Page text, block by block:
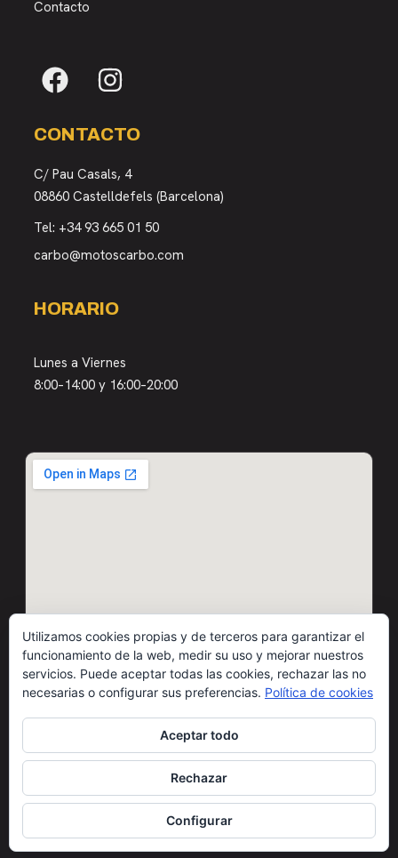
Contacto
CONTACTO
C/ Pau Casals, 4
08860 Castelldefels (Barcelona)
Tel: +34 93 665 01 50
carbo@motoscarbo.com
HORARIO
Lunes a Viernes
8:00–14:00 y 16:00–20:00
© 2026 Motos Carbó · Todos los derechos reservados
Condiciones de usoCláusulas legalesPolítica de cookies
Privacidad redes sociales
Utilizamos cookies propias y de terceros para garantizar el
funcionamiento de la web, medir su uso y mejorar nuestros
servicios. Puede aceptar todas las cookies, rechazar las no
necesarias o configurar sus preferencias. Política de cookies
Aceptar todo
Rechazar
Configurar